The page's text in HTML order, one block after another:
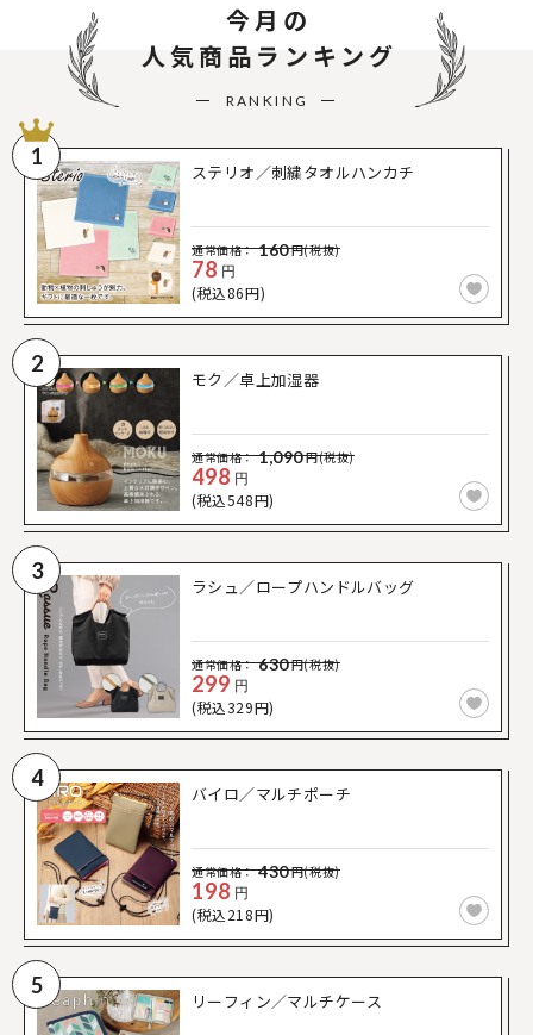
今月の
人気商品ランキング
RANKING
1
ステリオ／刺繍タオルハンカチ
通常価格： 160円(税抜)
78 円
(税込86円)
2
モク／卓上加湿器
通常価格： 1,090円(税抜)
498 円
(税込548円)
3
ラシュ／ロープハンドルバッグ
通常価格： 630円(税抜)
299 円
(税込329円)
4
バイロ／マルチポーチ
通常価格： 430円(税抜)
198 円
(税込218円)
5
リーフィン／マルチケース